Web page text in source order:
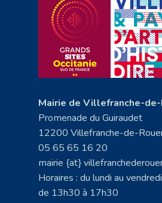
Mairie de Villefranche-de-
Promenade du Guiraudet
12200 Villefranche-de-
05 65 65 16 20
mairie {at}
Horaires : du lundi au
de 13h30 à 17h30